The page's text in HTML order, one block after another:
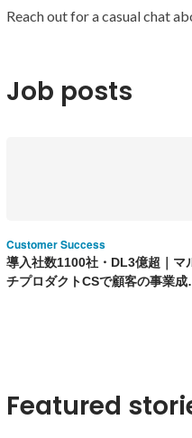
Reach out for a casual chat
Job posts
Customer Success
導入社数1100社・DL3億超｜マ
チプロダクトCSで顧客の事業成
Featured